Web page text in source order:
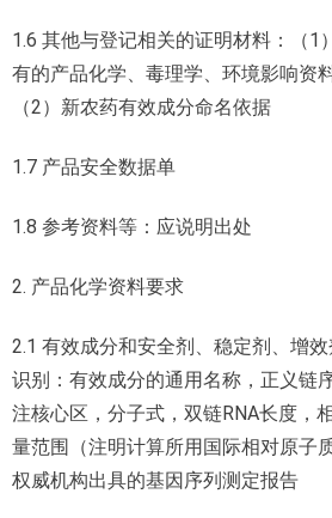
1.6 其他与登记相关的证明材料：（1
有的产品化学、毒理学、环境影响资
（2）新农药有效成分命名依据
1.7 产品安全数据单
1.8 参考资料等：应说明出处
2. 产品化学资料要求
2.1 有效成分和安全剂、稳定剂、增
识别：有效成分的通用名称，正义链
注核心区，分子式，双链RNA长度，
量范围（注明计算所用国际相对原子
权威机构出具的基因序列测定报告